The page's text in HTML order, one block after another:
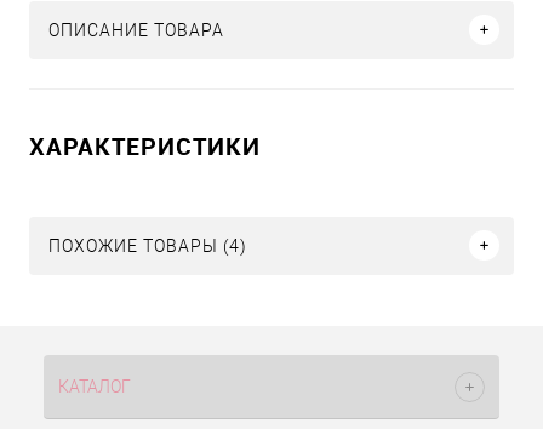
ОПИСАНИЕ ТОВАРА
ХАРАКТЕРИСТИКИ
ПОХОЖИЕ ТОВАРЫ (4)
КАТАЛОГ